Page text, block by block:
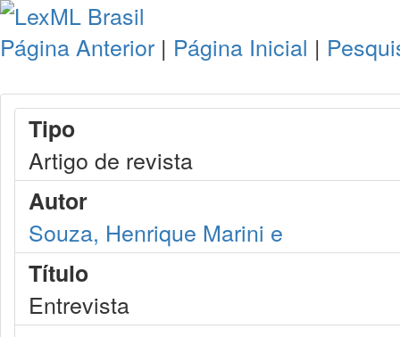
Página Anterior | Página Inicial |
Tipo
Artigo de revista
Autor
Souza, Henrique Marini e
Título
Entrevista